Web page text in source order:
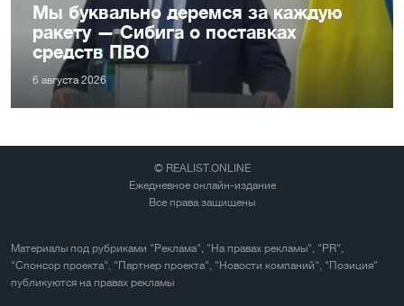
Мы буквально деремся за каждую
ракету — Сибига о поставках
средств ПВО
6 августа 2026
© REALIST.ONLINE
Ежедневное онлайн-издание
Все права защищены
Материалы под рубриками "Реклама", "На правах рекламы", "PR",
"Спонсор проекта", "Партнер проекта", "Новости компаний", "Позиция"
публикуются на правах рекламы